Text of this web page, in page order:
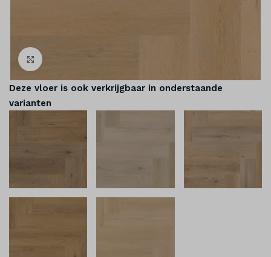
Deze vloer is ook verkrijgbaar in onderstaande
varianten